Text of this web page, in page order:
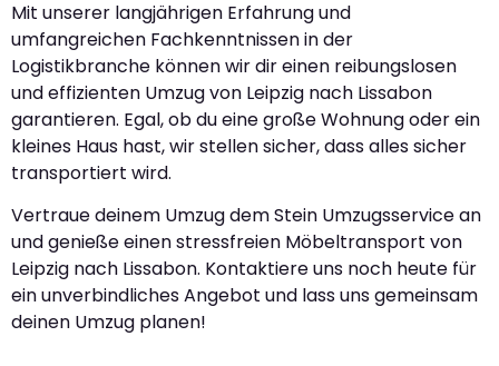
Mit unserer langjährigen Erfahrung und
umfangreichen Fachkenntnissen in der
Logistikbranche können wir dir einen reibungslosen
und effizienten Umzug von Leipzig nach Lissabon
garantieren. Egal, ob du eine große Wohnung oder ein
kleines Haus hast, wir stellen sicher, dass alles sicher
transportiert wird.
Vertraue deinem Umzug dem Stein Umzugsservice an
und genieße einen stressfreien Möbeltransport von
Leipzig nach Lissabon. Kontaktiere uns noch heute für
ein unverbindliches Angebot und lass uns gemeinsam
deinen Umzug planen!